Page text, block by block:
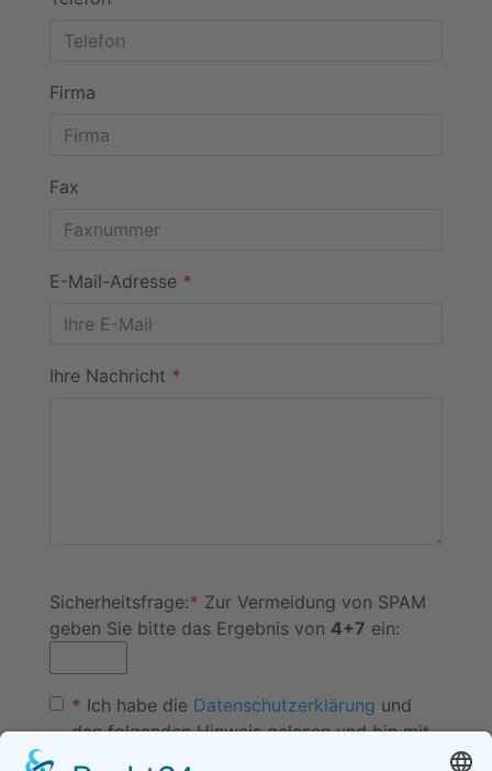
Firma
Fax
E-Mail-Adresse *
Ihre Nachricht *
Sicherheitsfrage:* Zur Vermeidung von SPAM
geben Sie bitte das Ergebnis von 4+7 ein:
* Ich habe die Datenschutzerklärung und
den folgenden Hinweis gelesen und bin mit